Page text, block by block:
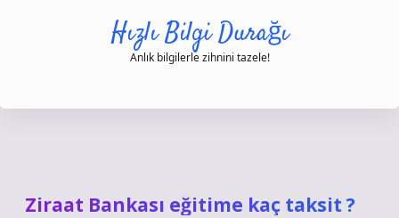
Hızlı Bilgi Durağı
Anlık bilgilerle zihnini tazele!
Ziraat Bankası eğitime kaç taksit ?